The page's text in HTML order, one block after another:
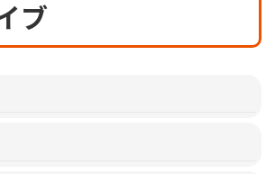
ブ